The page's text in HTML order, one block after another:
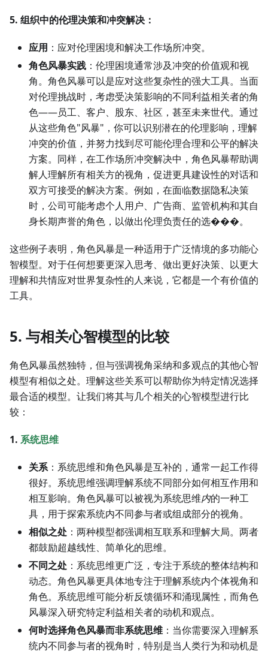
5. 组织中的伦理决策和冲突解决：
应用 ：应对伦理困境和解决工作场所冲突。
角色风暴实践 ：伦理困境通常涉及冲突的价值观和视
角。角色风暴可以是应对这些复杂性的强大工具。当面
对伦理挑战时，考虑受决策影响的不同利益相关者的角
色——员工、客户、股东、社区，甚至未来世代。通过
从这些角色"风暴"，你可以识别潜在的伦理影响，理解
冲突的价值，并努力找到尽可能伦理合理和公平的解决
方案。同样，在工作场所冲突解决中，角色风暴帮助调
解人理解所有相关方的视角，促进更具建设性的对话和
双方可接受的解决方案。例如，在面临数据隐私决策
时，公司可能考虑个人用户、广告商、监管机构和其自
身长期声誉的角色，以做出伦理负责任的选���。
这些例子表明，角色风暴是一种适用于广泛情境的多功能心
智模型。对于任何想要更深入思考、做出更好决策、以更大
理解和共情应对世界复杂性的人来说，它都是一个有价值的
工具。
5. 与相关心智模型的比较
角色风暴虽然独特，但与强调视角采纳和多观点的其他心智
模型有相似之处。理解这些关系可以帮助你为特定情况选择
最合适的模型。让我们将其与几个相关的心智模型进行比
较：
1. 系统思维
关系：系统思维和角色风暴是互补的，通常一起工作得
很好。系统思维强调理解系统不同部分如何相互作用和
相互影响。角色风暴可以被视为系统思维内的一种工
具，用于探索系统内不同参与者或组成部分的视角。
相似之处 ：两种模型都强调相互联系和理解大局。两者
都鼓励超越线性、简单化的思维。
不同之处 ：系统思维更广泛，专注于系统的整体结构和
动态。角色风暴更具体地专注于理解系统内个体视角和
角色。系统思维可能分析反馈循环和涌现属性，而角色
风暴深入研究特定利益相关者的动机和观点。
何时选择角色风暴而非系统思维 ：当你需要深入理解系
统内不同参与者的视角时，特别是当人类行为和动机是